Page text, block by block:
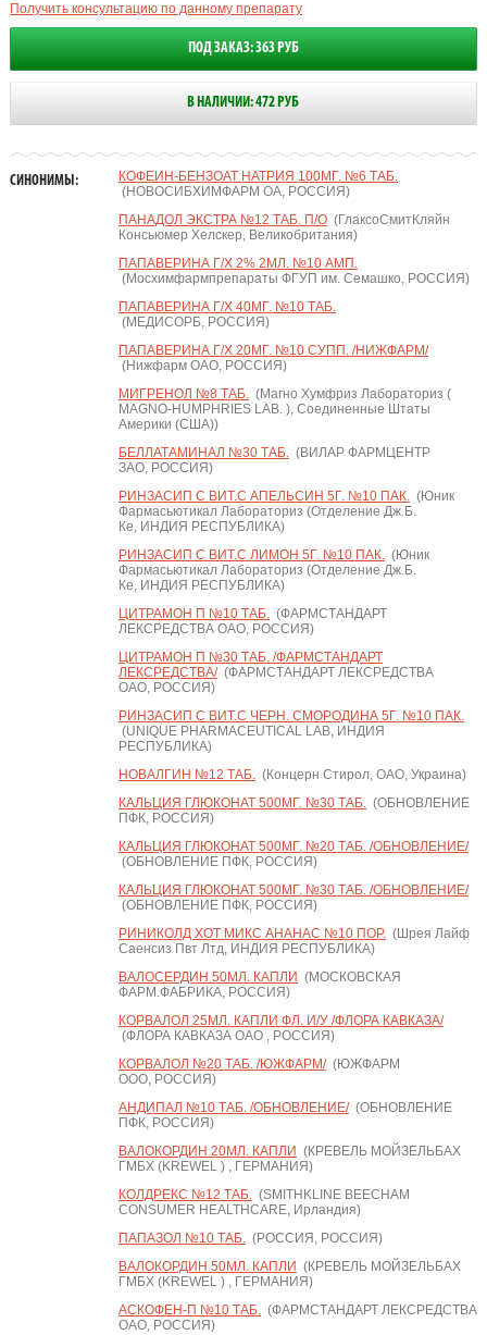
Получить консультацию по данному препарату
ПОД ЗАКАЗ: 363 РУБ
В НАЛИЧИИ: 472 РУБ
СИНОНИМЫ:
КОФЕИН-БЕНЗОАТ НАТРИЯ 100МГ. №6 ТАБ.
(НОВОСИБХИМФАРМ ОА, РОССИЯ)
ПАНАДОЛ ЭКСТРА №12 ТАБ. П/О(ГлаксоСмитКляйн
Консьюмер Хелскер, Великобритания)
ПАПАВЕРИНА Г/Х 2% 2МЛ. №10 АМП.
(Мосхимфармпрепараты ФГУП им. Семашко, РОССИЯ)
ПАПАВЕРИНА Г/Х 40МГ. №10 ТАБ.
(МЕДИСОРБ, РОССИЯ)
ПАПАВЕРИНА Г/Х 20МГ. №10 СУПП. /НИЖФАРМ/
(Нижфарм ОАО, РОССИЯ)
МИГРЕНОЛ №8 ТАБ.(Магно Хумфриз Лабораториз (
MAGNO-HUMPHRIES LAB. ), Соединенные Штаты
Америки (США))
БЕЛЛАТАМИНАЛ №30 ТАБ.(ВИЛАР ФАРМЦЕНТР
ЗАО, РОССИЯ)
РИНЗАСИП С ВИТ.С АПЕЛЬСИН 5Г. №10 ПАК.(Юник
Фармасьютикал Лабораториз (Отделение Дж.Б.
Ке, ИНДИЯ РЕСПУБЛИКА)
РИНЗАСИП С ВИТ.С ЛИМОН 5Г. №10 ПАК.(Юник
Фармасьютикал Лабораториз (Отделение Дж.Б.
Ке, ИНДИЯ РЕСПУБЛИКА)
ЦИТРАМОН П №10 ТАБ.(ФАРМСТАНДАРТ
ЛЕКСРЕДСТВА ОАО, РОССИЯ)
ЦИТРАМОН П №30 ТАБ. /ФАРМСТАНДАРТ
ЛЕКСРЕДСТВА/(ФАРМСТАНДАРТ ЛЕКСРЕДСТВА
ОАО, РОССИЯ)
РИНЗАСИП С ВИТ.С ЧЕРН. СМОРОДИНА 5Г. №10 ПАК.
(UNIQUE PHARMACEUTICAL LAB, ИНДИЯ
РЕСПУБЛИКА)
НОВАЛГИН №12 ТАБ.(Концерн Стирол, ОАО, Украина)
КАЛЬЦИЯ ГЛЮКОНАТ 500МГ. №30 ТАБ.(ОБНОВЛЕНИЕ
ПФК, РОССИЯ)
КАЛЬЦИЯ ГЛЮКОНАТ 500МГ. №20 ТАБ. /ОБНОВЛЕНИЕ/
(ОБНОВЛЕНИЕ ПФК, РОССИЯ)
КАЛЬЦИЯ ГЛЮКОНАТ 500МГ. №30 ТАБ. /ОБНОВЛЕНИЕ/
(ОБНОВЛЕНИЕ ПФК, РОССИЯ)
РИНИКОЛД ХОТ МИКС АНАНАС №10 ПОР.(Шрея Лайф
Саенсиз Пвт Лтд, ИНДИЯ РЕСПУБЛИКА)
ВАЛОСЕРДИН 50МЛ. КАПЛИ (МОСКОВСКАЯ
ФАРМ.ФАБРИКА, РОССИЯ)
КОРВАЛОЛ 25МЛ. КАПЛИ ФЛ. И/У /ФЛОРА КАВКАЗА/
(ФЛОРА КАВКАЗА ОАО , РОССИЯ)
КОРВАЛОЛ №20 ТАБ. /ЮЖФАРМ/(ЮЖФАРМ
ООО, РОССИЯ)
АНДИПАЛ №10 ТАБ. /ОБНОВЛЕНИЕ/(ОБНОВЛЕНИЕ
ПФК, РОССИЯ)
ВАЛОКОРДИН 20МЛ. КАПЛИ (КРЕВЕЛЬ МОЙЗЕЛЬБАХ
ГМБХ (KREWEL ) , ГЕРМАНИЯ)
КОЛДРЕКС №12 ТАБ.(SMITHKLINE BEECHAM
CONSUMER HEALTHCARE, Ирландия)
ПАПАЗОЛ №10 ТАБ.(РОССИЯ, РОССИЯ)
ВАЛОКОРДИН 50МЛ. КАПЛИ (КРЕВЕЛЬ МОЙЗЕЛЬБАХ
ГМБХ (KREWEL ) , ГЕРМАНИЯ)
АСКОФЕН-П №10 ТАБ.(ФАРМСТАНДАРТ ЛЕКСРЕДСТВА
ОАО, РОССИЯ)